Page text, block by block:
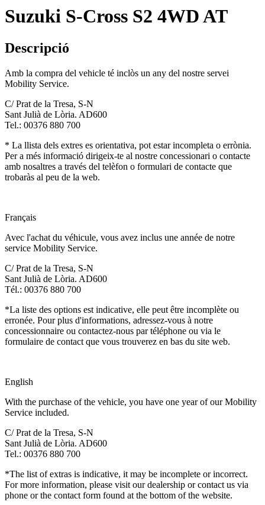
Suzuki S-Cross S2 4WD AT
Descripció
Amb la compra del vehicle té inclòs un any del nostre servei
Mobility Service.
C/ Prat de la Tresa, S-N
Sant Julià de Lòria. AD600
Tel.: 00376 880 700
* La llista dels extres es orientativa, pot estar incompleta o errònia.
Per a més informació dirigeix-te al nostre concessionari o contacte
amb nosaltres a través del telèfon o formulari de contacte que
trobaràs al peu de la web.
Français
Avec l'achat du véhicule, vous avez inclus une année de notre
service Mobility Service.
C/ Prat de la Tresa, S-N
Sant Julià de Lòria. AD600
Tél.: 00376 880 700
*La liste des options est indicative, elle peut être incomplète ou
erronée. Pour plus d'informations, adressez-vous à notre
concessionnaire ou contactez-nous par téléphone ou via le
formulaire de contact que vous trouverez en bas du site web.
English
With the purchase of the vehicle, you have one year of our Mobility
Service included.
C/ Prat de la Tresa, S-N
Sant Julià de Lòria. AD600
Tel.: 00376 880 700
*The list of extras is indicative, it may be incomplete or incorrect.
For more information, please visit our dealership or contact us via
phone or the contact form found at the bottom of the website.